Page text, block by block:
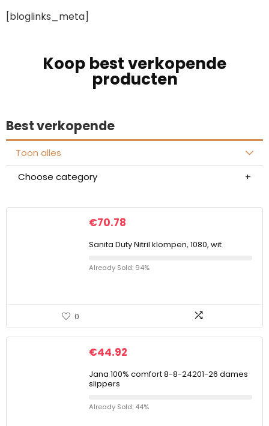
[bloglinks_meta]
Koop best verkopende
producten
Best verkopende
Toon alles
Choose category
€70.78
Sanita Duty Nitril klompen, 1080, wit
Already Sold: 94%
0
€44.92
Jana 100% comfort 8-8-24201-26 dames
slippers
Already Sold: 44%